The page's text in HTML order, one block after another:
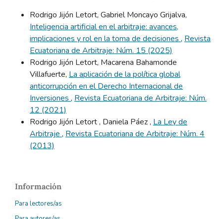
Rodrigo Jijón Letort, Gabriel Moncayo Grijalva,
Inteligencia artificial en el arbitraje: avances,
implicaciones y rol en la toma de decisiones , Revista
Ecuatoriana de Arbitraje: Núm. 15 (2025)
Rodrigo Jijón Letort, Macarena Bahamonde
Villafuerte, La aplicación de la política global
anticorrupción en el Derecho Internacional de
Inversiones , Revista Ecuatoriana de Arbitraje: Núm.
12 (2021)
Rodrigo Jijón Letort , Daniela Páez , La Ley de
Arbitraje , Revista Ecuatoriana de Arbitraje: Núm. 4
(2013)
Información
Para lectores/as